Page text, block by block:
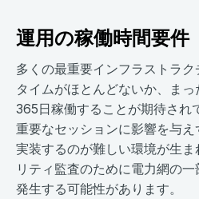
運用の稼働時間要件
多くの最重要インフラストラ
タイムがほとんどないか、ま
365日稼働することが期待され
重要なセッションに影響を与
実装するのが難しい環境が生
リティ監査のために電力網の
発生する可能性があります。